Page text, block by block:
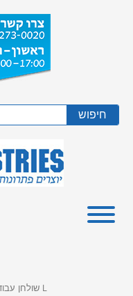
חיפוש
/ Product Name / שולחן עבודה פינתי בתצורת L